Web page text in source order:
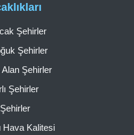
Şehirler
Şehirler
Alan Şehirler
Şehirler
Hava Kalitesi